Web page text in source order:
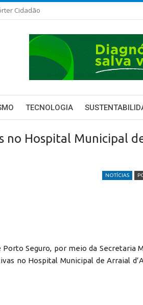
Cidadão
TECNOLOGIA
no Hospital Municipal
NOTÍCIAS
Seguro, por meio da Secretaria
no Hospital Municipal de Arraial